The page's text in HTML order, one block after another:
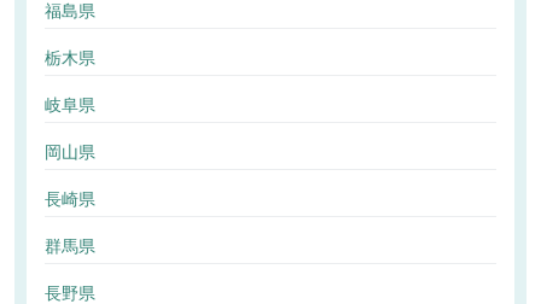
福島県
栃木県
岐阜県
岡山県
長崎県
群馬県
長野県